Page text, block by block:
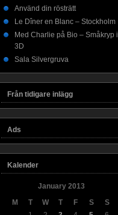
Använd din rösträtt
Le Dîner en Blanc – Stockholm
Med Charlie på Bio – Småkryp i
3D
Sala Silvergruva
Från tidigare inlägg
Ads
Kalender
January 2013
M
T W T F S
S